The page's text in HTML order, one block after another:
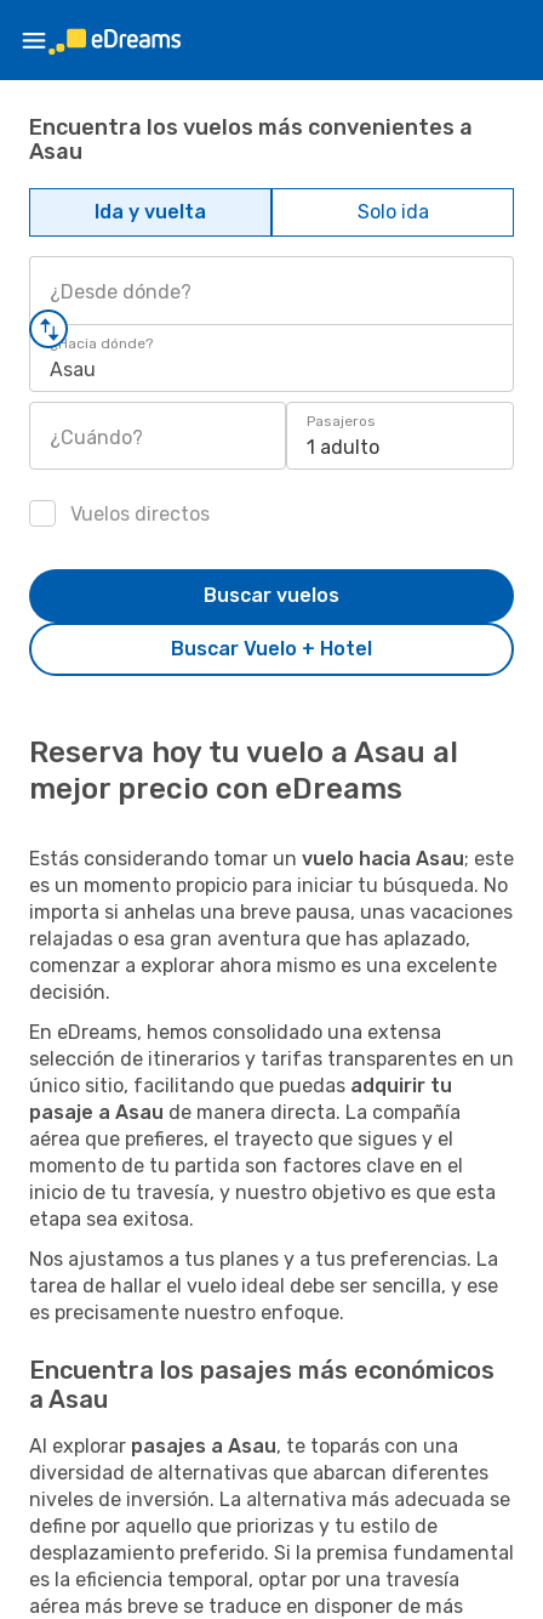
Encuentra los vuelos más convenientes a
Asau
Ida y vuelta Solo ida
¿Desde dónde?
¿Hacia dónde?
Asau
¿Cuándo?
Pasajeros
1 adulto
Vuelos directos
Buscar Vuelo + Hotel
Buscar vuelos
Reserva hoy tu vuelo a Asau al
mejor precio con eDreams
Estás considerando tomar un vuelo hacia Asau; este
es un momento propicio para iniciar tu búsqueda. No
importa si anhelas una breve pausa, unas vacaciones
relajadas o esa gran aventura que has aplazado,
comenzar a explorar ahora mismo es una excelente
decisión.
En eDreams, hemos consolidado una extensa
selección de itinerarios y tarifas transparentes en un
único sitio, facilitando que puedas adquirir tu
pasaje a Asau de manera directa. La compañía
aérea que prefieres, el trayecto que sigues y el
momento de tu partida son factores clave en el
inicio de tu travesía, y nuestro objetivo es que esta
etapa sea exitosa.
Nos ajustamos a tus planes y a tus preferencias. La
tarea de hallar el vuelo ideal debe ser sencilla, y ese
es precisamente nuestro enfoque.
Encuentra los pasajes más económicos
a Asau
Al explorar pasajes a Asau, te toparás con una
diversidad de alternativas que abarcan diferentes
niveles de inversión. La alternativa más adecuada se
define por aquello que priorizas y tu estilo de
desplazamiento preferido. Si la premisa fundamental
es la eficiencia temporal, optar por una travesía
aérea más breve se traduce en disponer de más